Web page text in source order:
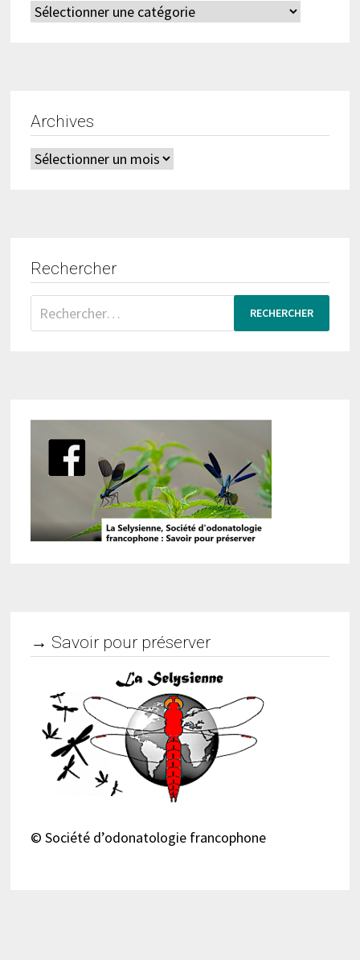
Catégories
Archives
Archives
Rechercher
Rechercher :
→ Savoir pour préserver
© Société d’odonatologie francophone